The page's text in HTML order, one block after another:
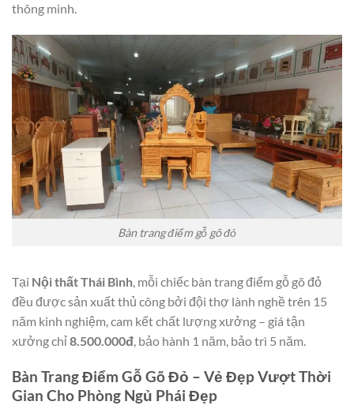
thông minh.
Bàn trang điểm gỗ gõ đỏ
Tại Nội thất Thái Bình , mỗi chiếc bàn trang điểm gỗ gõ đỏ
đều được sản xuất thủ công bởi đội thợ lành nghề trên 15
năm kinh nghiệm, cam kết chất lượng xưởng – giá tận
xưởng chỉ8.500.000đ , bảo hành 1 năm, bảo trì 5 năm.
Bàn Trang Điểm Gỗ Gõ Đỏ – Vẻ Đẹp Vượt Thời
Gian Cho Phòng Ngủ Phái Đẹp